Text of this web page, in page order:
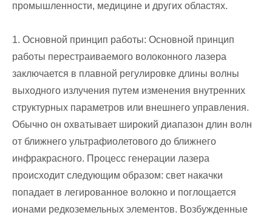
промышленности, медицине и других областях.
1. Основной принцип работы: Основной принцип
работы перестраиваемого волоконного лазера
заключается в плавной регулировке длины волны
выходного излучения путем изменения внутренних
структурных параметров или внешнего управления.
Обычно он охватывает широкий диапазон длин волн
от ближнего ультрафиолетового до ближнего
инфракрасного. Процесс генерации лазера
происходит следующим образом: свет накачки
попадает в легированное волокно и поглощается
ионами редкоземельных элементов. Возбужденные